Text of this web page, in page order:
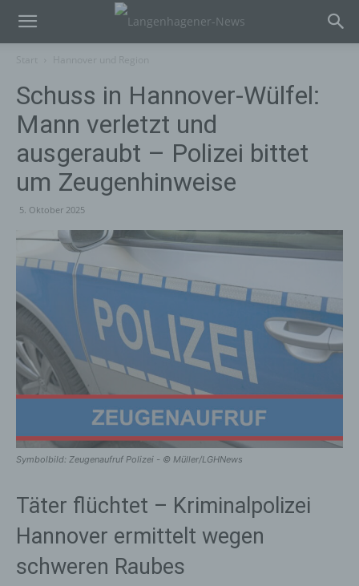
Schuss in Hannover-Wülfel:
Mann verletzt und
ausgeraubt – Polizei bittet
um Zeugenhinweise
5. Oktober 2025
Symbolbild: Zeugenaufruf Polizei - © Müller/LGHNews
Täter flüchtet – Kriminalpolizei
Hannover ermittelt wegen
schweren Raubes